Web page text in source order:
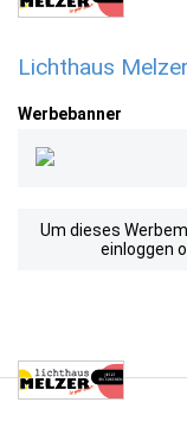
Lichthaus
Werbebanner
Um dieses
einloggen